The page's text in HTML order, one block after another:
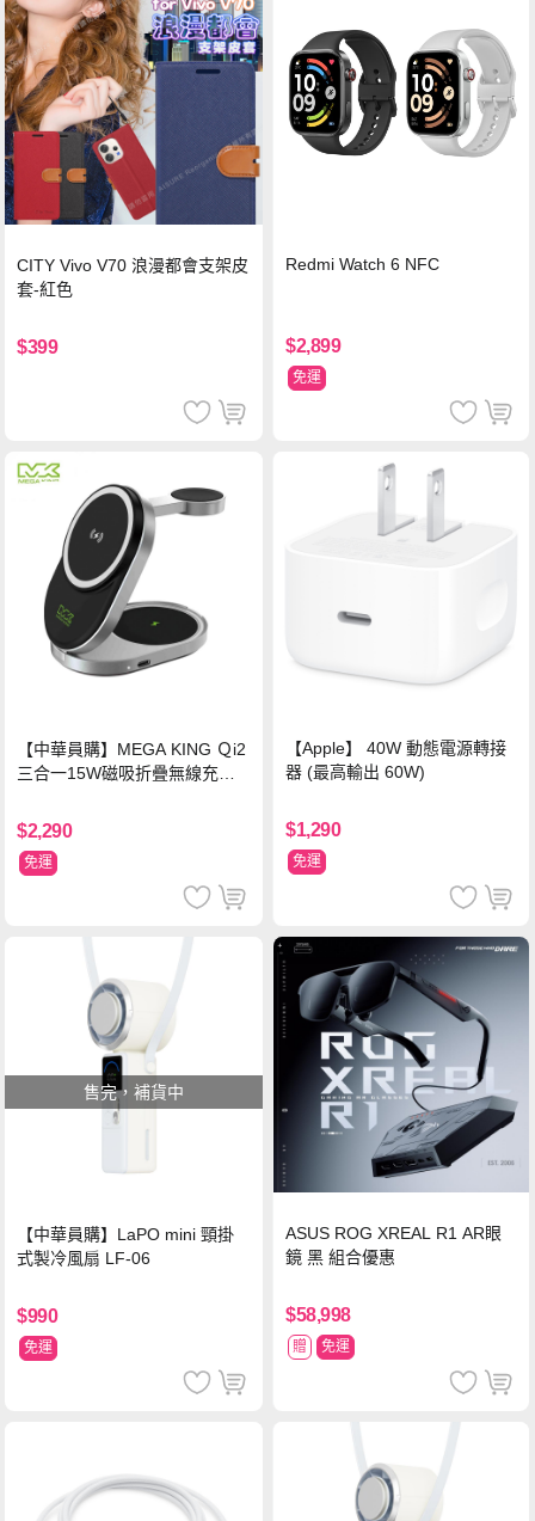
CITY Vivo V70 浪漫都會支架皮
套-紅色
$399
Redmi Watch 6 NFC
$2,899
免運
【中華員購】MEGA KING Ｑi2
三合一15W磁吸折疊無線充電
$2,290
免運
【Apple】 40W 動態電源轉接
器 (最高輸出 60W)
$1,290
免運
售完，補貨中
【中華員購】LaPO mini 頸掛
式製冷風扇 LF-06
$990
免運
ASUS ROG XREAL R1 AR眼
鏡 黑 組合優惠
$58,998
贈 免運